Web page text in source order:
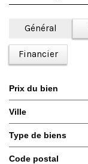
Général
Financier
Prix du bien
Ville
Type de biens
Code postal